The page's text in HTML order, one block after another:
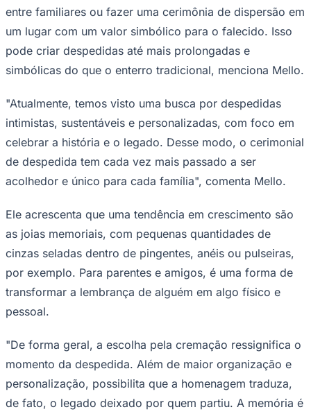
São Paulo
entre familiares ou fazer uma cerimônia de dispersão em
um lugar com um valor simbólico para o falecido. Isso
pode criar despedidas até mais prolongadas e
simbólicas do que o enterro tradicional, menciona Mello.
"Atualmente, temos visto uma busca por despedidas
intimistas, sustentáveis e personalizadas, com foco em
celebrar a história e o legado. Desse modo, o cerimonial
de despedida tem cada vez mais passado a ser
acolhedor e único para cada família", comenta Mello.
Ele acrescenta que uma tendência em crescimento são
as joias memoriais, com pequenas quantidades de
cinzas seladas dentro de pingentes, anéis ou pulseiras,
por exemplo. Para parentes e amigos, é uma forma de
transformar a lembrança de alguém em algo físico e
pessoal.
"De forma geral, a escolha pela cremação ressignifica o
momento da despedida. Além de maior organização e
personalização, possibilita que a homenagem traduza,
de fato, o legado deixado por quem partiu. A memória é